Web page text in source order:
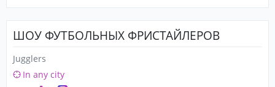
ШОУ ФУТБОЛЬНЫХ ФРИСТАЙЛЕРОВ
Jugglers
In any city